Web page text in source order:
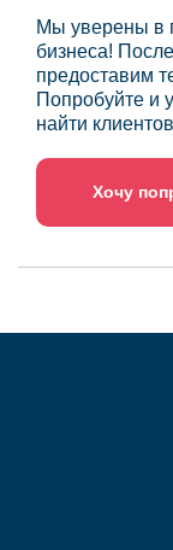
Мы уверены в
бизнеса!
предоставим
Попробуйте и
найти
Хочу